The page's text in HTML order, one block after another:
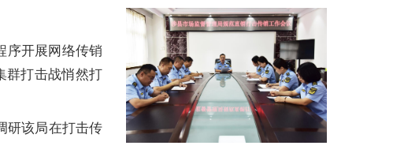
序开展网络传销
群打击战悄然打
研该局在打击传